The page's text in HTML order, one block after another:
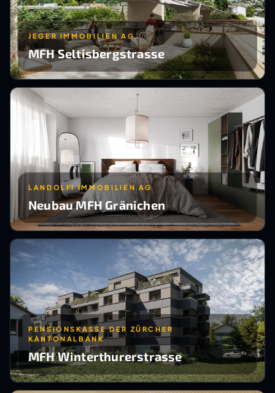
JEGER IMMOBILIEN AG
MFH Seltisbergstrasse
LANDOLFI IMMOBILIEN AG
Neubau MFH Gränichen
PENSIONSKASSE DER ZÜRCHER
KANTONALBANK
MFH Winterthurerstrasse